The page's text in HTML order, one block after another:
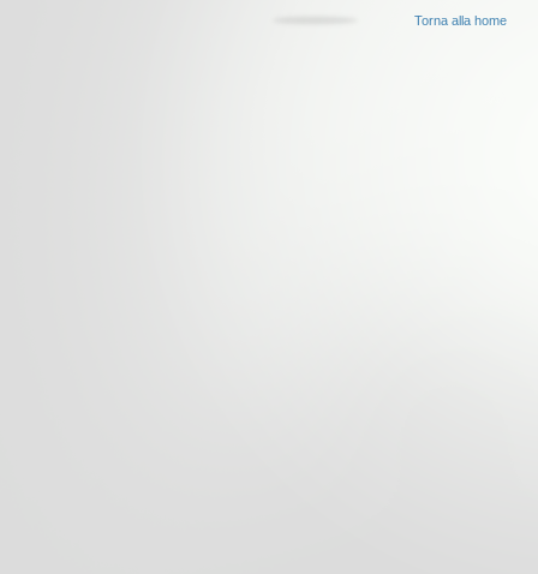
Torna alla home